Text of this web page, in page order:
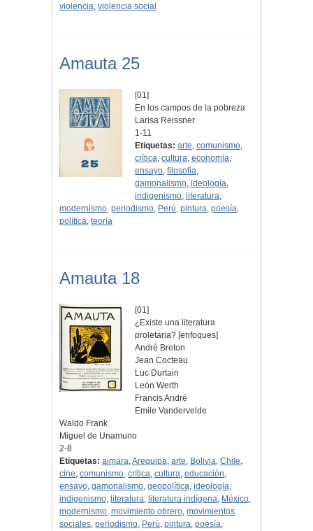
violencia, violencia social
Amauta 25
[01]
En los campos de la pobreza
Larisa Reissner
1-11
Etiquetas: arte,comunismo,
crítica,cultura,economía,
ensayo,filosofía,
gamonalismo,ideología,
indigenismo, literatura,
modernismo, periodismo, Perú, pintura, poesía,
política, teoría
Amauta 18
[01]
¿Existe una literatura
proletaria? [enfoques]
André Breton
Jean Cocteau
Luc Durtain
León Werth
Francis André
Emile Vandervelde
Waldo Frank
Miguel de Unamuno
2-8
Etiquetas: aimara,Arequipa, arte, Bolivia, Chile,
cine, comunismo, crítica, cultura, educación,
ensayo, gamonalismo, geopolítica, ideología,
indigenismo, literatura, literatura indígena, México,
modernismo, movimiento obrero, movimientos
sociales, periodismo, Perú, pintura, poesía,